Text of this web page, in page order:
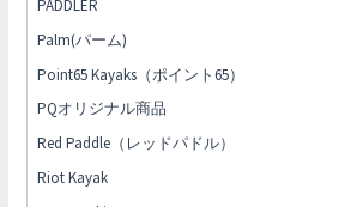
PADDLER
Palm(パーム)
Point65 Kayaks（ポイント65）
PQオリジナル商品
Red Paddle（レッドパドル）
Riot Kayak